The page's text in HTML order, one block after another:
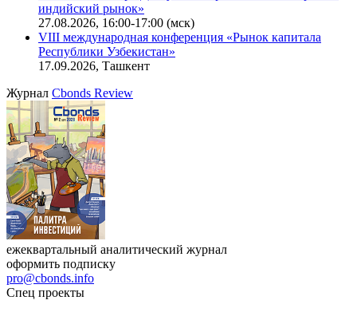
индийский рынок»
27.08.2026, 16:00-17:00 (мск)
VIII международная конференция «Рынок капитала
Республики Узбекистан»
17.09.2026, Ташкент
Журнал Cbonds Review
ежеквартальный аналитический журнал
оформить подписку
pro@cbonds.info
Спец проекты